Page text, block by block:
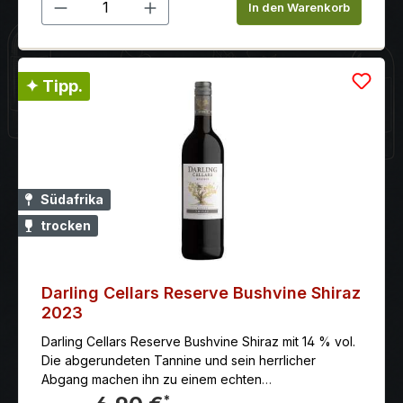
In den Warenkorb
✦ Tipp.
Südafrika
trocken
Darling Cellars Reserve Bushvine Shiraz
2023
Darling Cellars Reserve Bushvine Shiraz mit 14 % vol.
Die abgerundeten Tannine und sein herrlicher
Abgang machen ihn zu einem echten
Geschmackserlebnis. Das Weingut: Darling Cellars